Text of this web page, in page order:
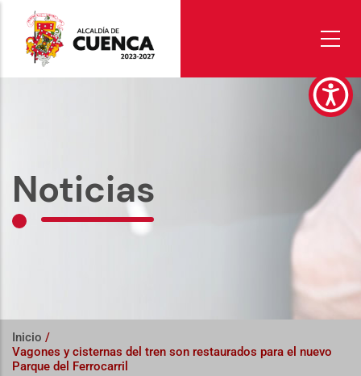
contenido
principal
Noticias
Inicio /
Vagones y cisternas del tren son restaurados para el nuevo
Parque del Ferrocarril